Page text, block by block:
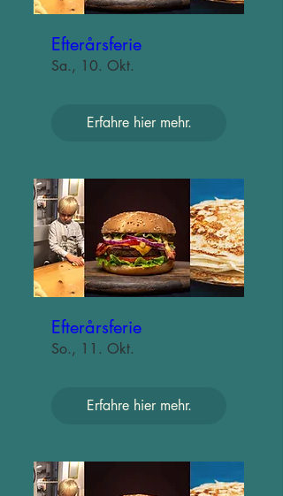
Efterårsferie
Sa., 10. Okt.
Erfahre hier mehr.
Efterårsferie
So., 11. Okt.
Erfahre hier mehr.